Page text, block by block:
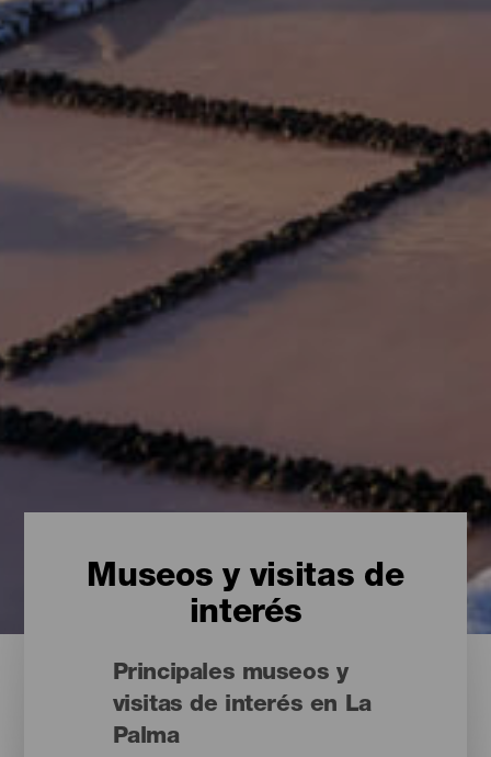
Museos y visitas de
interés
Principales museos y
visitas de interés en La
Palma